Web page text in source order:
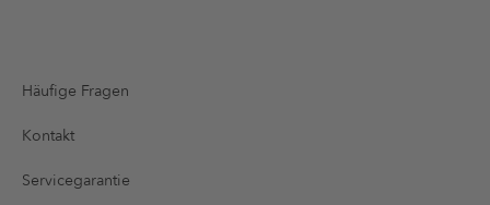
Häufige Fragen
Kontakt
Servicegarantie